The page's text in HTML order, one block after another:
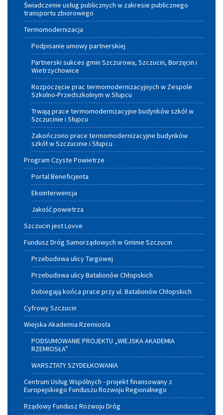
Świadczenie usług publicznych w zakresie publicznego
transportu zbiorowego
Termomodernizacja
Podpisanie umowy partnerskiej
Partnerski sukces gmin Szczurowa, Szczucin, Borzęcin i
Wietrzychowice
Rozpoczęcie prac termomodernizacyjnych w Zespole
Szkolno-Przedszkolnym w Słupcu
Trwają prace termomodernizacyjne budynków szkół w
Szczucinie i Słupcu
Zakończono prace termomodernizacyjne budynków
szkół w Szczucinie i Słupcu
Program Czyste Powietrze
Portal Beneficjenta
Ekointerwencja
Jakość powietrza
Szczucin jest Lovve
Fundusz Dróg Samorządowych w Gminie Szczucin
Przebudowa ulicy Targowej
Przebudowa ulicy Batalionów Chłopskich
Dobiegają końca prace przy ul. Batalionów Chłopskich
Cyfrowy Szczucin
Wiejska Akademia Rzemiosła
PODSUMOWANIE PROJEKTU „WIEJSKA AKADEMIA
RZEMIOSŁA”
WARSZTATY SZYDEŁKOWANIA
Centrum Usług Wspólnych - projekt finansowany z
Europejskiego Funduszu Rozwoju Regionalnego
Rządowy Fundusz Rozwoju Dróg